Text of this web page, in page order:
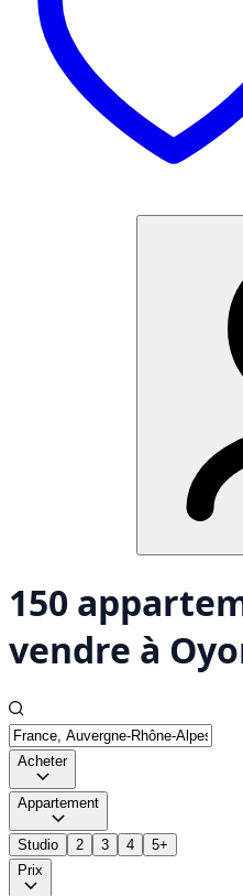
150
vendre à
Acheter
Appartement
Studio 2 3 4
5+
Prix